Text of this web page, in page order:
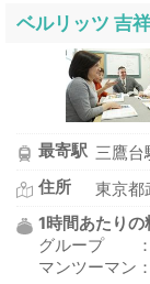
ベルリッツ 吉
最寄駅 三鷹台
住所
東京都
1時間あたりの
グループ ：
マンツーマン